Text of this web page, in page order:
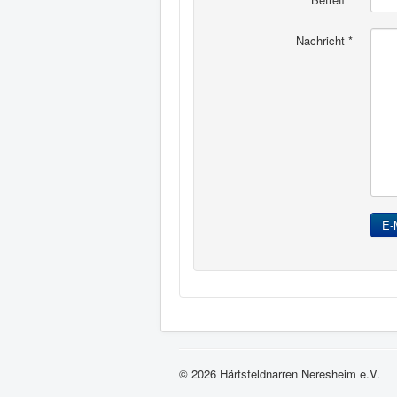
Nachricht *
E-
© 2026 Härtsfeldnarren Neresheim e.V.